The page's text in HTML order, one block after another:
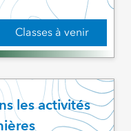
Classes à venir
les activités